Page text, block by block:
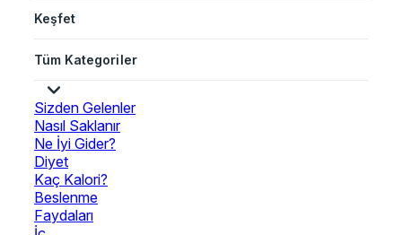
Keşfet
Tüm Kategoriler
Sizden Gelenler
Nasıl Saklanır
Ne İyi Gider?
Diyet
Kaç Kalori?
Beslenme
Faydaları